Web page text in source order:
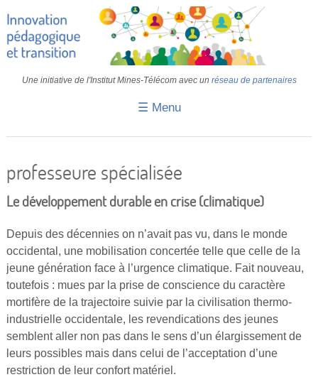
Une initiative de l'Institut Mines-Télécom avec un réseau de partenaires
☰ Menu
IMT
Colloques
Vidéos
S’inscrire
professeure spécialisée
Le développement durable en crise (climatique)
Depuis des décennies on n’avait pas vu, dans le monde
occidental, une mobilisation concertée telle que celle de la
jeune génération face à l’urgence climatique. Fait nouveau,
toutefois : mues par la prise de conscience du caractère
mortifère de la trajectoire suivie par la civilisation thermo-
industrielle occidentale, les revendications des jeunes
semblent aller non pas dans le sens d’un élargissement de
leurs possibles mais dans celui de l’acceptation d’une
restriction de leur confort matériel.